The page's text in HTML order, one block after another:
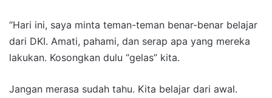
“Hari ini, saya minta teman-teman benar-benar belajar
dari DKI. Amati, pahami, dan serap apa yang mereka
lakukan. Kosongkan dulu “gelas” kita.
Jangan merasa sudah tahu. Kita belajar dari awal.